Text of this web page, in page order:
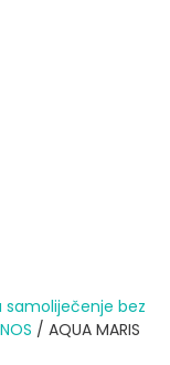
samoliječenje bez
/ AQUA MARIS